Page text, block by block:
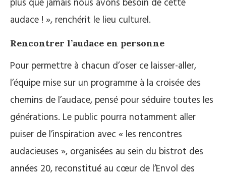
plus que jamais nous avons besoin de cette
audace ! », renchérit le lieu culturel.
Rencontrer l’audace en personne
Pour permettre à chacun d’oser ce laisser-aller,
l’équipe mise sur un programme à la croisée des
chemins de l’audace, pensé pour séduire toutes les
générations. Le public pourra notamment aller
puiser de l’inspiration avec « les rencontres
audacieuses », organisées au sein du bistrot des
années 20, reconstitué au cœur de l’Envol des